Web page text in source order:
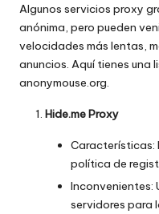
Algunos servicios proxy
anónima, pero pueden
velocidades más lentas,
anuncios. Aquí tienes
anonymouse.org.
Hide.me Proxy
Características:
política de
Inconvenientes:
servidores para